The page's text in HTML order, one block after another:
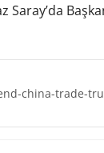
Saray’da
china-trade-